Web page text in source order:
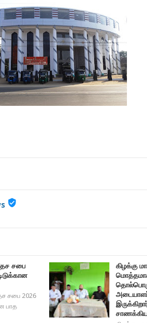
verified_user
சபை
சபை 2026
பாத
கிழக்கு